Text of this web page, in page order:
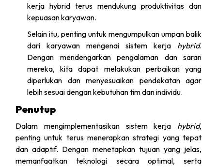
kerja hybrid terus mendukung produktivitas dan
kepuasan karyawan.
Selain itu, penting untuk mengumpulkan umpan balik
dari karyawan mengenai sistem kerja hybrid.
Dengan mendengarkan pengalaman dan saran
mereka, kita dapat melakukan perbaikan yang
diperlukan dan menyesuaikan pendekatan agar
lebih sesuai dengan kebutuhan tim dan individu.
Penutup
Dalam mengimplementasikan sistem kerja hybrid,
penting untuk terus menerapkan strategi yang tepat
dan adaptif. Dengan menetapkan tujuan yang jelas,
memanfaatkan teknologi secara optimal, serta